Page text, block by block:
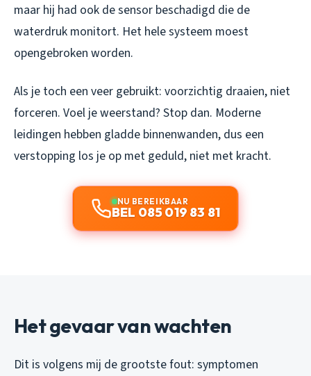
maar hij had ook de sensor beschadigd die de
waterdruk monitort. Het hele systeem moest
opengebroken worden.
Als je toch een veer gebruikt: voorzichtig draaien, niet
forceren. Voel je weerstand? Stop dan. Moderne
leidingen hebben gladde binnenwanden, dus een
verstopping los je op met geduld, niet met kracht.
NU BEREIKBAAR
BEL 085 019 83 81
Het gevaar van wachten
Dit is volgens mij de grootste fout: symptomen